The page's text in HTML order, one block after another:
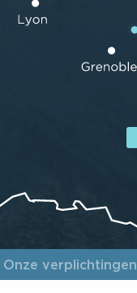
Onze verplichtingen